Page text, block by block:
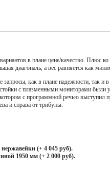
в плане цене/качество. Плюс ко
диагональ, а вес равняется как
как в плане надежности, так и
стойки с плазменными мониторами были
с программной речью выступил
и справа от трибуны.
(+ 4 045 руб).
1950 мм (+ 2 000 руб).